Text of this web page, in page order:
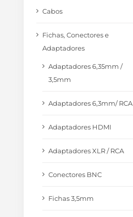
Cabos
Fichas, Conectores e
Adaptadores
Adaptadores 6,35mm /
3,5mm
Adaptadores 6,3mm/ RCA
Adaptadores HDMI
Adaptadores XLR / RCA
Conectores BNC
Fichas 3,5mm